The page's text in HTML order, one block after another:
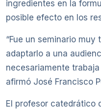
ingredientes en la
posible efecto en los
“Fue un seminario
adaptarlo a una
necesariamente
afirmó José Francisco
El profesor catedrático